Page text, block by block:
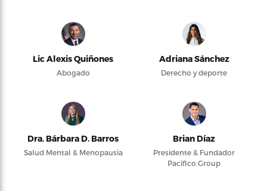
Lic Alexis Quiñones
Abogado
Adriana Sánchez
Derecho y deporte
Dra. Bárbara D. Barros
Salud Mental & Menopausia
Brian Díaz
Presidente & Fundador
Pacifico Group